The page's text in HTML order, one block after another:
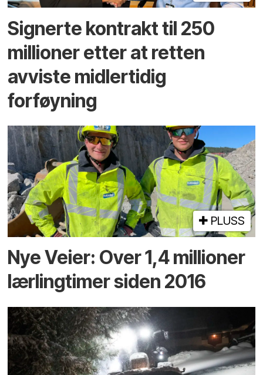
Signerte kontrakt til 250
millioner etter at retten
avviste midlertidig
forføyning
PLUSS
Nye Veier: Over 1,4 millioner
lærlingtimer siden 2016